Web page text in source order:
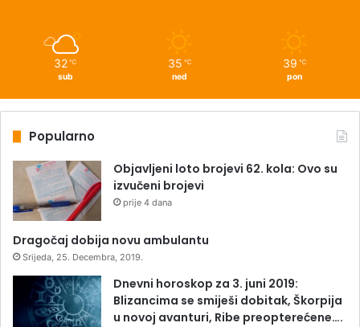
32 ℃
sub
35 ℃
ned
39 ℃
pon
Popularno
Objavljeni loto brojevi 62. kola: Ovo su
izvučeni brojevi
prije 4 dana
Dragočaj dobija novu ambulantu
Srijeda, 25. Decembra, 2019.
Dnevni horoskop za 3. juni 2019:
Blizancima se smiješi dobitak, Škorpija
u novoj avanturi, Ribe preopterećene….